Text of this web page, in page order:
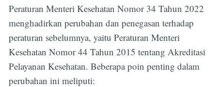
Peraturan Menteri Kesehatan Nomor 34 Tahun 2022
menghadirkan perubahan dan penegasan terhadap
peraturan sebelumnya, yaitu Peraturan Menteri
Kesehatan Nomor 44 Tahun 2015 tentang Akreditasi
Pelayanan Kesehatan. Beberapa poin penting dalam
perubahan ini meliputi: